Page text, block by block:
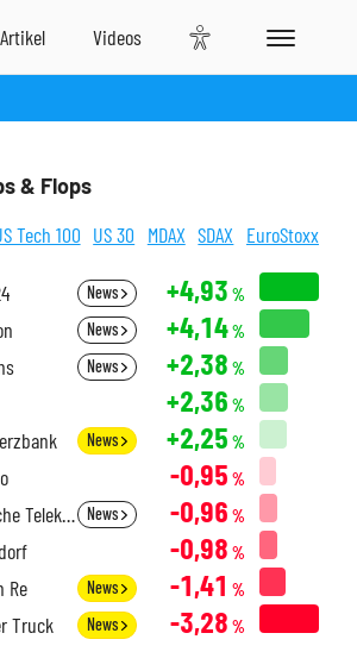
& Flops
Tech 100 US 30 MDAX SDAX EuroStoxx
News +4,93 %
News +4,14%
News +2,38 %
+2,36 %
News +2,25 %
-0,95 %
Deutsche Telekom News -0,96 %
-0,98 %
Re News -1,41 %
Truck News -3,28 %